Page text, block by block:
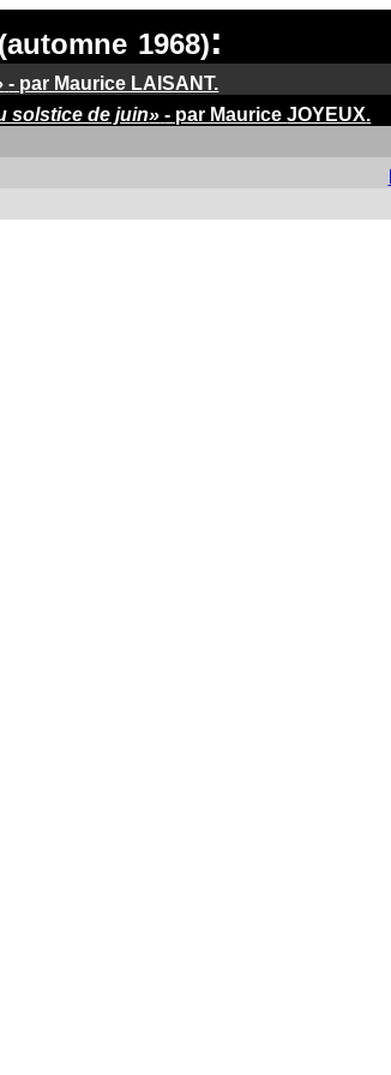
(automne 1968):
- par Maurice LAISANT.
solstice de juin» - par MauriceJOYEUX.